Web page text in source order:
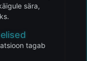
sära,
tagab